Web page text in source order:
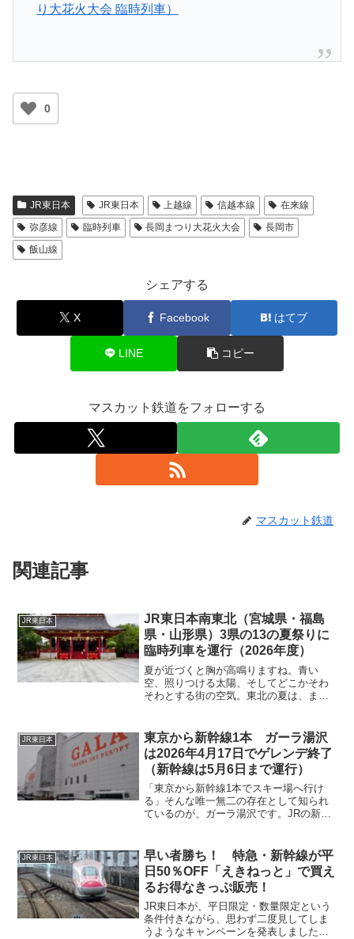
り大花火大会 臨時列車）
0
JR東日本 JR東日本 上越線 信越本線
在来線
弥彦線
臨時列車 長岡まつり大花火大会
長岡市
飯山線
シェアする
X Facebook はてブ
LINE コピー
マスカット鉄道をフォローする
マスカット鉄道
関連記事
JR東日本
JR東日本南東北（宮城県・福島
県・山形県）3県の13の夏祭りに
臨時列車を運行（2026年度）
夏が近づくと胸が高鳴りますね。青い
空、照りつける太陽、そしてどこかそわ
そわとする街の空気。東北の夏は、まさ
北3県で開催される13もの夏祭り・花火大
会に向けて、臨時...
JR東日本
東京から新幹線1本 ガーラ湯沢
は2026年4月17日でゲレンデ終了
（新幹線は5月6日まで運行）
「東京から新幹線1本でスキー場へ行け
る」そんな唯一無二の存在として知られ
ているのが、ガーラ湯沢です。JRの新幹
気のスポットですが、2026年度シーズン
はゲレンデ営業の終...
JR東日本
早い者勝ち！ 特急・新幹線が平
日50％OFF「えきねっと」で買え
るお得なきっぷ販売！
JR東日本が、平日限定・数量限定という
条件付きながら、思わず二度見してしま
うようなキャンペーンを発表しました。